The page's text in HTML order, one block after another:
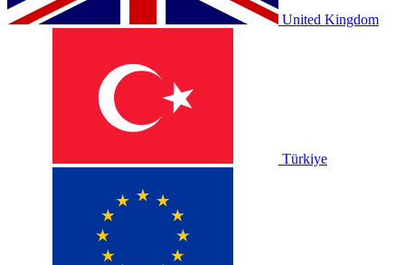
United Kingdom
Türkiye